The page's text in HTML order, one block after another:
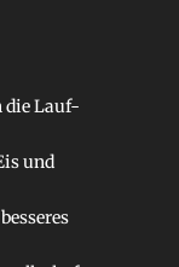
die Lauf-
und